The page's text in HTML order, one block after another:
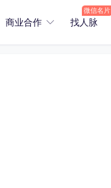
商业合作 找人脉